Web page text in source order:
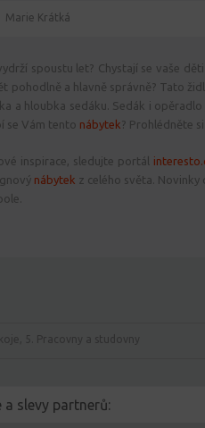
Marie Krátká
spoustu let? Chystají se vaše
pohodlně a hlavně správně? Tato
a hloubka sedáku. Sedák i
se Vám tento nábytek ? Prohlédněte
inspirace, sledujte portál
nábytek z celého světa.
5. Pracovny a studovny
a slevy partnerů: